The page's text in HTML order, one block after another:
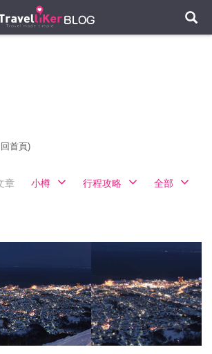
首頁)
章 小樽 行程攻略 全部